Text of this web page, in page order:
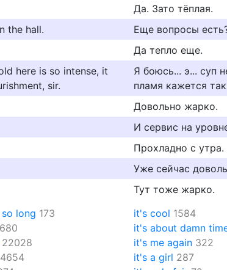
Да. Зато тёплая.
the hall.
Еще вопросы
Да тепло еще.
here is so intense, it
sir.
Я боюсь... э... суп
пламя кажется
Довольно жарко.
И сервис на
Прохладно с утра.
Уже сейчас
Тут тоже жарко.
long 173
680
22028
4654
it's cool 1584
it's about damn
it's me again 322
it's a girl 287